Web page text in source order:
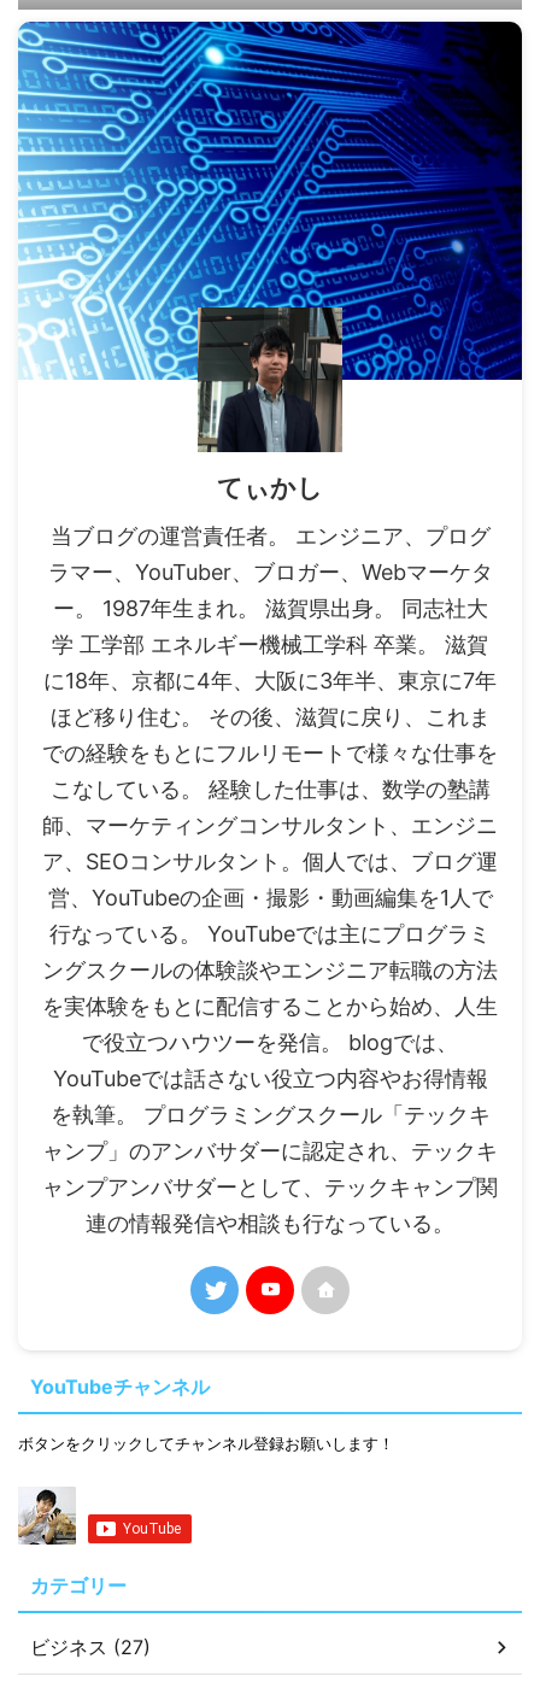
てぃかし
当ブログの運営責任者。 エンジニア、プログ
ラマー、YouTuber、ブロガー、Webマーケタ
ー。 1987年生まれ。 滋賀県出身。 同志社大
学 工学部 エネルギー機械工学科 卒業。 滋賀
に18年、京都に4年、大阪に3年半、東京に7年
ほど移り住む。 その後、滋賀に戻り、これま
での経験をもとにフルリモートで様々な仕事を
こなしている。 経験した仕事は、数学の塾講
師、マーケティングコンサルタント、エンジニ
ア、SEOコンサルタント。個人では、ブログ運
営、YouTubeの企画・撮影・動画編集を1人で
行なっている。 YouTubeでは主にプログラミ
ングスクールの体験談やエンジニア転職の方法
を実体験をもとに配信することから始め、人生
で役立つハウツーを発信。 blogでは、
YouTubeでは話さない役立つ内容やお得情報
を執筆。 プログラミングスクール「テックキ
ャンプ」のアンバサダーに認定され、テックキ
ャンプアンバサダーとして、テックキャンプ関
連の情報発信や相談も行なっている。
YouTubeチャンネル
ボタンをクリックしてチャンネル登録お願いします！
カテゴリー
ビジネス (27)